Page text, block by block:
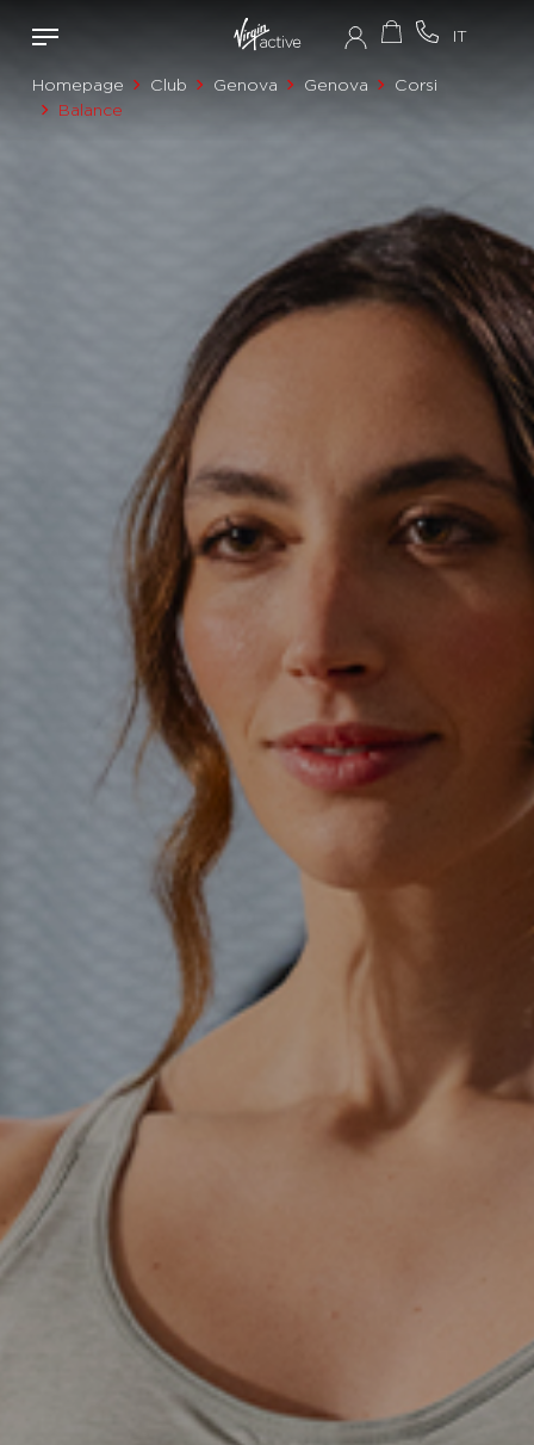
Homepage Club Genova Genova
Corsi
Balance